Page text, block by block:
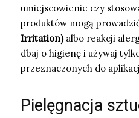
umiejscowienie czy
produktów mogą
Irritation)albo reakcji
dbaj o higienę i używaj
przeznaczonych do
Pielęgnacja